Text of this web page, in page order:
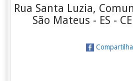
Rua Santa Luzia,
São Mateus - ES -